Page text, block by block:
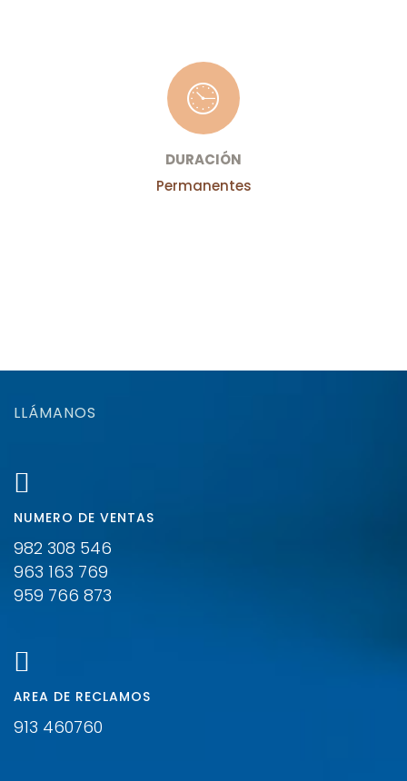
DURACIÓN
Permanentes
LLÁMANOS
NUMERO DE VENTAS
982 308 546
963 163 769
959 766 873
ÁREA DE RECLAMOS
913 460760